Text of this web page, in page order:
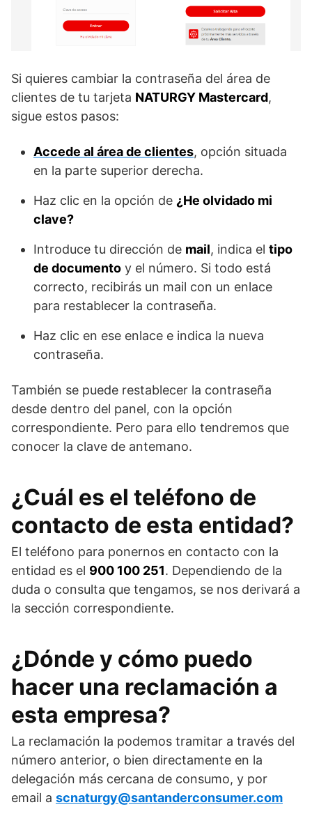
Si quieres cambiar la contraseña del área de
clientes de tu tarjeta NATURGY Mastercard,
sigue estos pasos:
Accede al área de clientes, opción situada
en la parte superior derecha.
Haz clic en la opción de ¿He olvidado mi
clave?
Introduce tu dirección de mail, indica el tipo
de documento y el número. Si todo está
correcto, recibirás un mail con un enlace
para restablecer la contraseña.
Haz clic en ese enlace e indica la nueva
contraseña.
También se puede restablecer la contraseña
desde dentro del panel, con la opción
correspondiente. Pero para ello tendremos que
conocer la clave de antemano.
¿Cuál es el teléfono de
contacto de esta entidad?
El teléfono para ponernos en contacto con la
entidad es el 900 100 251. Dependiendo de la
duda o consulta que tengamos, se nos derivará a
la sección correspondiente.
¿Dónde y cómo puedo
hacer una reclamación a
esta empresa?
La reclamación la podemos tramitar a través del
número anterior, o bien directamente en la
delegación más cercana de consumo, y por
email a scnaturgy@santanderconsumer.com